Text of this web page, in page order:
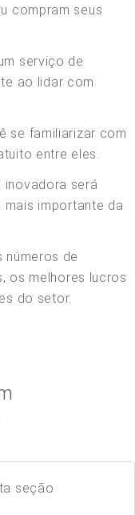
compram seus
serviço de
ao lidar com
se familiarizar com
entre eles.
inovadora será
importante da
de
os melhores lucros
do setor.
seção